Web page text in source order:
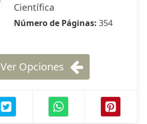
Científica
Número de Páginas: 354
Ver Opciones